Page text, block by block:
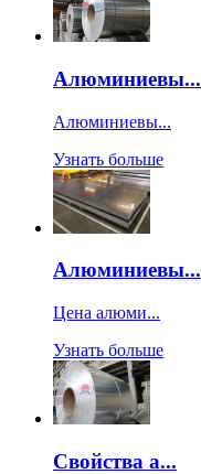
Алюминиевы...
Алюминиевы...
Узнать больше
Алюминиевы...
Цена алюми...
Узнать больше
Свойства а...